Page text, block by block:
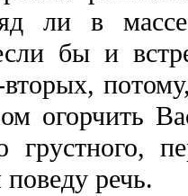
ли в
бы и
огорчить
грустного,
речь.